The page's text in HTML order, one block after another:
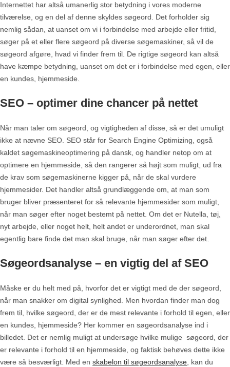
Internettet har altså umanerlig stor betydning i vores moderne
tilværelse, og en del af denne skyldes søgeord. Det forholder sig
nemlig sådan, at uanset om vi i forbindelse med arbejde eller fritid,
søger på et eller flere søgeord på diverse søgemaskiner, så vil de
søgeord afgøre, hvad vi finder frem til. De rigtige søgeord kan altså
have kæmpe betydning, uanset om det er i forbindelse med egen, eller
en kundes, hjemmeside.
SEO – optimer dine chancer på nettet
Når man taler om søgeord, og vigtigheden af disse, så er det umuligt
ikke at nævne SEO. SEO står for Search Engine Optimizing, også
kaldet søgemaskineoptimering på dansk, og handler netop om at
optimere en hjemmeside, så den rangerer så højt som muligt, ud fra
de krav som søgemaskinerne kigger på, når de skal vurdere
hjemmesider. Det handler altså grundlæggende om, at man som
bruger bliver præsenteret for så relevante hjemmesider som muligt,
når man søger efter noget bestemt på nettet. Om det er Nutella, tøj,
nyt arbejde, eller noget helt, helt andet er underordnet, man skal
egentlig bare finde det man skal bruge, når man søger efter det.
Søgeordsanalyse – en vigtig del af SEO
Måske er du helt med på, hvorfor det er vigtigt med de der søgeord,
når man snakker om digital synlighed. Men hvordan finder man dog
frem til, hvilke søgeord, der er de mest relevante i forhold til egen, eller
en kundes, hjemmeside? Her kommer en søgeordsanalyse ind i
billedet. Det er nemlig muligt at undersøge hvilke mulige søgeord, der
er relevante i forhold til en hjemmeside, og faktisk behøves dette ikke
være så besværligt. Med en skabelon til søgeordsanalyse , kan du